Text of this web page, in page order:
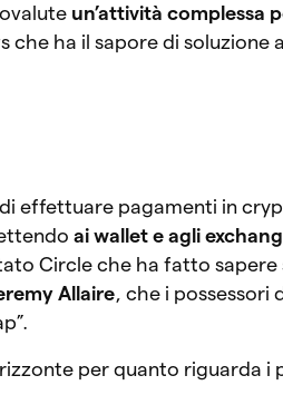
un’attività complessa
che ha il sapore di soluzione
effettuare pagamenti in
ai wallet e agli
Circle che ha fatto sapere
Allaire , che i possessori
per quanto riguarda i